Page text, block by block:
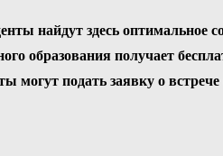
найдут здесь
образования получает
подать заявку о встрече